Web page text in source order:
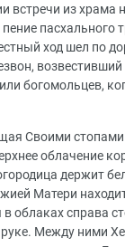
встречи из храма
ход шел по
богомольцев,
Своими стопами
облачение
держит
Матери
облаках справа
Между ними